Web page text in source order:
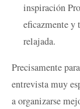
inspiración
eficazmente y
relajada.
Precisamente
entrevista muy
a organizarse